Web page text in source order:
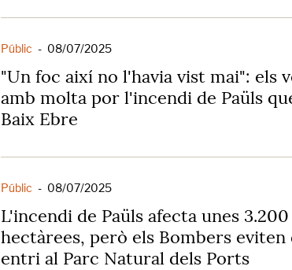
Públic - 08/07/2025
"Un foc així no l'havia vist mai": els
amb molta por l'incendi de Paüls
Baix Ebre
Públic - 08/07/2025
L'incendi de Paüls afecta unes 3.200
hectàrees, però els Bombers eviten
entri al Parc Natural dels Ports